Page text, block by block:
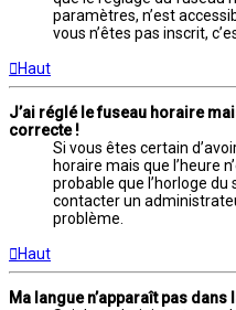
paramètres, n’est
vous n’êtes pas inscrit,
Haut
J’ai réglé le fuseau horaire
correcte !
Si vous êtes certain
horaire mais que l’heure
probable que l’horloge
contacter un
problème.
Haut
Ma langue n’apparaît pas dans